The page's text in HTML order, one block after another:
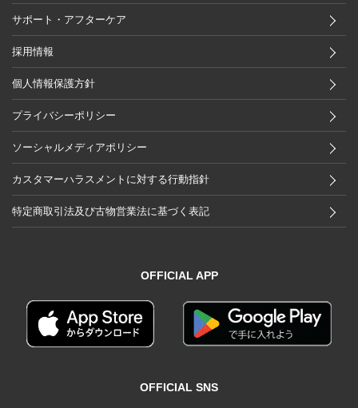
サポート・アフターケア
採用情報
個人情報保護方針
プライバシーポリシー
ソーシャルメディアポリシー
カスタマーハラスメントに対する行動指針
特定商取引法及び古物営業法に基づく表記
OFFICIAL APP
OFFICIAL SNS